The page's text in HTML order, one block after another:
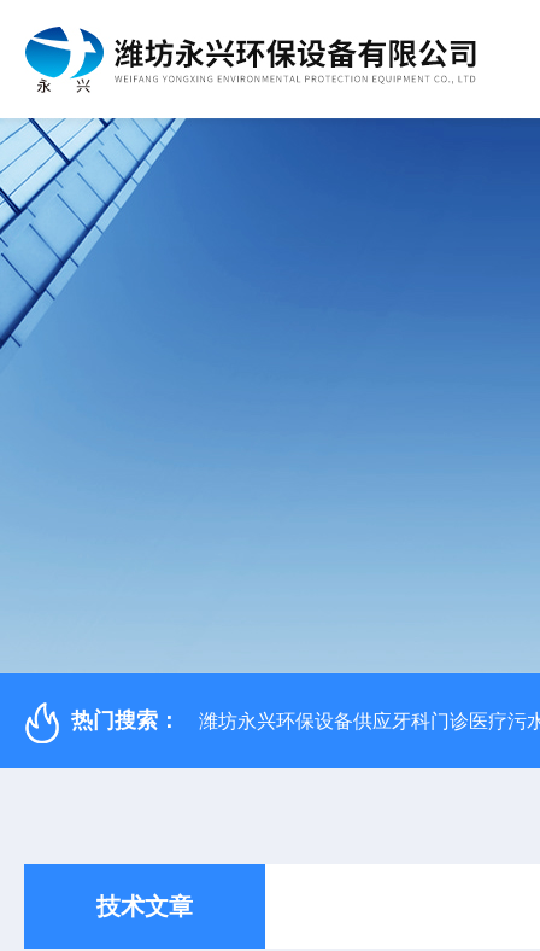
热门搜索： 潍坊永兴环保设备供应牙科门诊医疗污
技术文章